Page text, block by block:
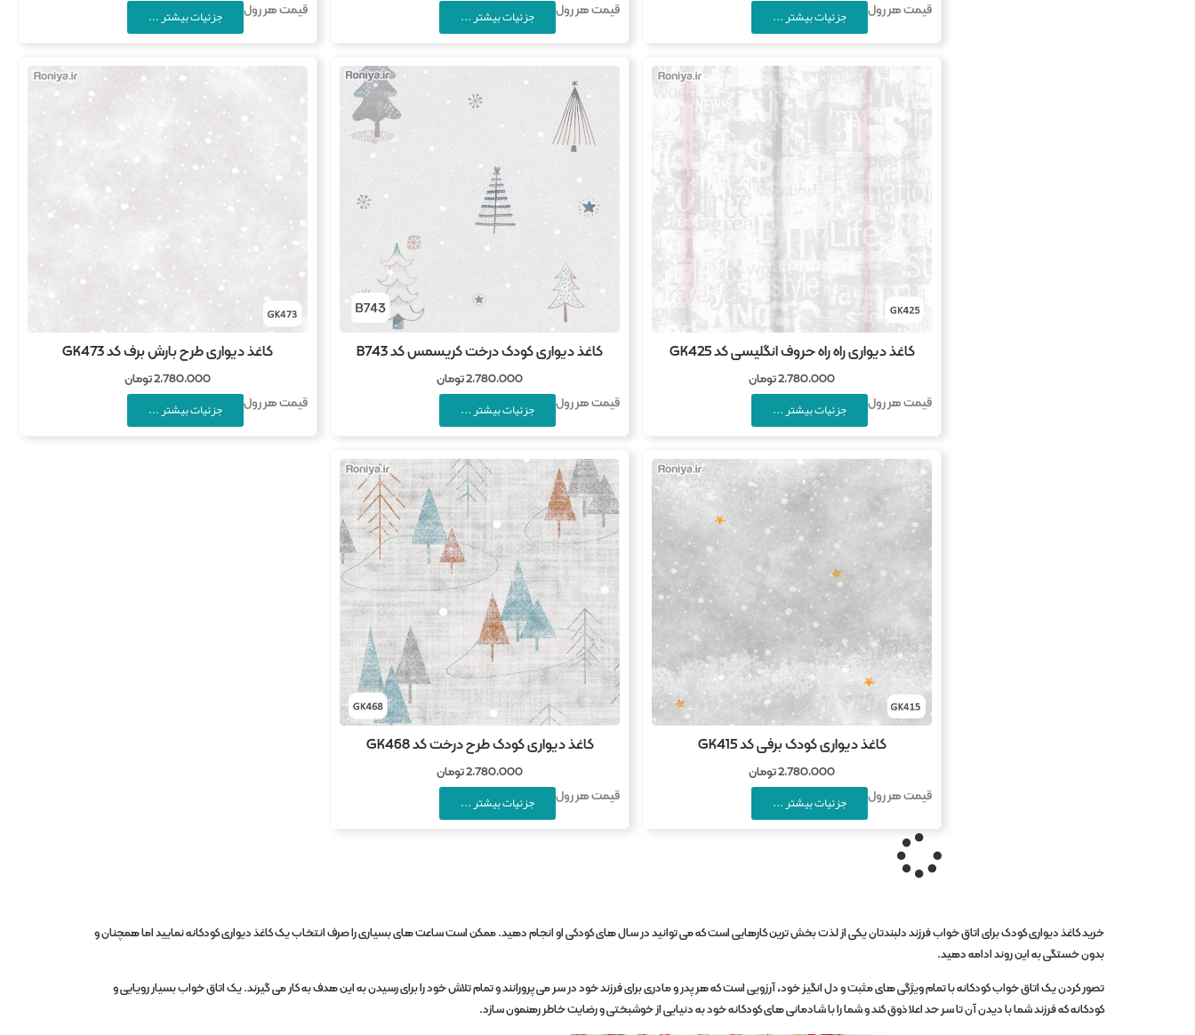
قیمت هر رول
جزئیات بیشتر ...
قیمت هر رول
جزئیات بیشتر ...
قیمت هر رول
جزئیات بیشتر ...
کاغذ دیواری راه راه حروف انگلیسی کد GK425
2,780,000تومان
قیمت هر رول
جزئیات بیشتر ...
کاغذ دیواری کودک درخت کریسمس کد B743
2,780,000تومان
قیمت هر رول
جزئیات بیشتر ...
کاغذ دیواری طرح بارش برف کد GK473
2,780,000تومان
قیمت هر رول
جزئیات بیشتر ...
کاغذ دیواری کودک برفی کد GK415
2,780,000تومان
قیمت هر رول
جزئیات بیشتر ...
کاغذ دیواری کودک طرح درخت کد GK468
2,780,000تومان
قیمت هر رول
جزئیات بیشتر ...
خرید کاغذ دیواری کودک برای اتاق خواب فرزند دلبندتان یکی از لذت بخش ترین کارهایی است که می توانید در سال های کودکی او انجام دهید. ممکن است ساعت های بسیاری را صرف انتخاب یک کاغذ دیواری کودکانه نمایید اما همچنان و
بدون خستگی به این روند ادامه دهید.
تصور کردن یک اتاق خواب کودکانه با تمام ویژگی های مثبت و دل انگیز خود، آرزویی است که هر پدر و مادری برای فرزند خود در سر می پرورانند و تمام تلاش خود را برای رسیدن به این هدف به کار می گیرند. یک اتاق خواب بسیار رویایی و
کودکانه که فرزند شما با دیدن آن تا سر حد اعلا ذوق کند و شما را با شادمانی های کودکانه خود به دنیایی از خوشبختی و رضایت خاطر رهنمون سازد.